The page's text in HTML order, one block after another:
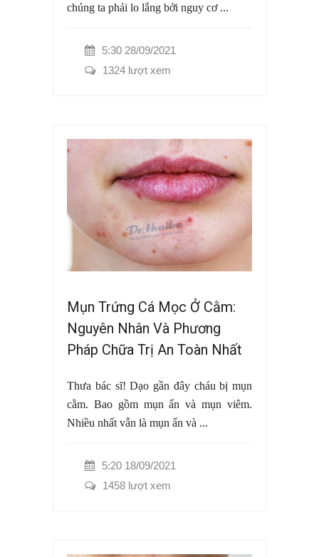
chúng ta phải lo lắng bởi nguy cơ ...
5:30 28/09/2021
1324 lượt xem
Mụn Trứng Cá Mọc Ở Cằm:
Nguyên Nhân Và Phương
Pháp Chữa Trị An Toàn Nhất
Thưa bác sĩ! Dạo gần đây cháu bị mụn
cằm. Bao gồm mụn ẩn và mụn viêm.
Nhiều nhất vẫn là mụn ẩn và ...
5:20 18/09/2021
1458 lượt xem